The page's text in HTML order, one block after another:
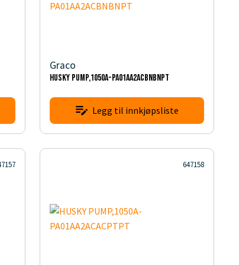
Graco
HUSKY PUMP,1050A-PA01AA2ACBNBNPT
Legg til innkjøpsliste
647158